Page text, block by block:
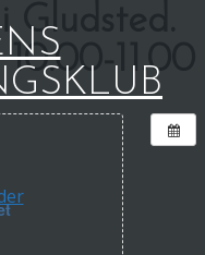
11.00